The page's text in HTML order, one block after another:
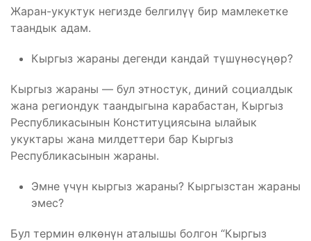
Жаран-укуктук негизде белгилүү бир мамлекетке
таандык адам.
Кыргыз жараны дегенди кандай түшүнөсүңөр?
Кыргыз жараны — бул этностук, диний социалдык
жана региондук таандыгына карабастан, Кыргыз
Республикасынын Конституциясына ылайык
укуктары жана милдеттери бар Кыргыз
Республикасынын жараны.
Эмне үчүн кыргыз жараны? Кыргызстан жараны
эмес?
Бул термин өлкөнүн аталышы болгон “Кыргыз